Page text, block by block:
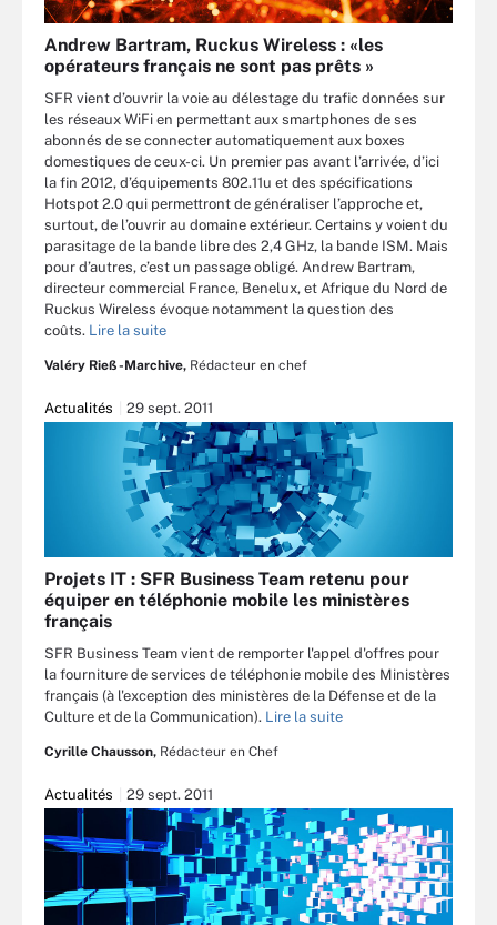
Andrew Bartram, Ruckus Wireless : «les
opérateurs français ne sont pas prêts »
SFR vient d’ouvrir la voie au délestage du trafic données sur
les réseaux WiFi en permettant aux smartphones de ses
abonnés de se connecter automatiquement aux boxes
domestiques de ceux-ci. Un premier pas avant l’arrivée, d’ici
la fin 2012, d’équipements 802.11u et des spécifications
Hotspot 2.0 qui permettront de généraliser l’approche et,
surtout, de l’ouvrir au domaine extérieur. Certains y voient du
parasitage de la bande libre des 2,4 GHz, la bande ISM. Mais
pour d’autres, c’est un passage obligé. Andrew Bartram,
directeur commercial France, Benelux, et Afrique du Nord de
Ruckus Wireless évoque notamment la question des
coûts. Lire la suite
Valéry Rieß-Marchive, Rédacteur en chef
Actualités 29 sept. 2011
Projets IT : SFR Business Team retenu pour
équiper en téléphonie mobile les ministères
français
SFR Business Team vient de remporter l'appel d'offres pour
la fourniture de services de téléphonie mobile des Ministères
français (à l'exception des ministères de la Défense et de la
Culture et de la Communication). Lire la suite
Cyrille Chausson, Rédacteur en Chef
Actualités 29 sept. 2011